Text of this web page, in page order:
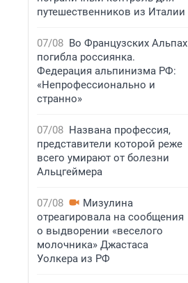
путешественников из Италии
07/08 Во Французских Альпах
погибла россиянка.
Федерация альпинизма РФ:
«Непрофессионально и
странно»
07/08 Названа профессия,
представители которой реже
всего умирают от болезни
Альцгеймера
07/08
Мизулина
отреагировала на сообщения
о выдворении «веселого
молочника» Джастаса
Уолкера из РФ